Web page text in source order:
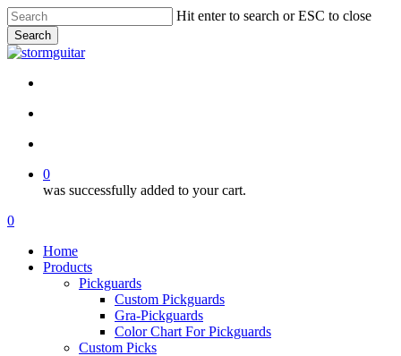
Skip
to
main
content
Hit enter to search or ESC to close
Search
Close
0
was successfully added to your cart.
Menu
search
account
0
Home
Products
Pickguards
Custom Pickguards
Gra-Pickguards
Color Chart For Pickguards
Custom Picks